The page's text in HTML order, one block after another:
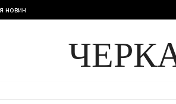
новин